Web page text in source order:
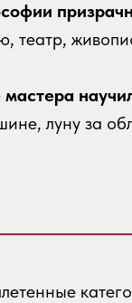
театр,
мастера
луну за